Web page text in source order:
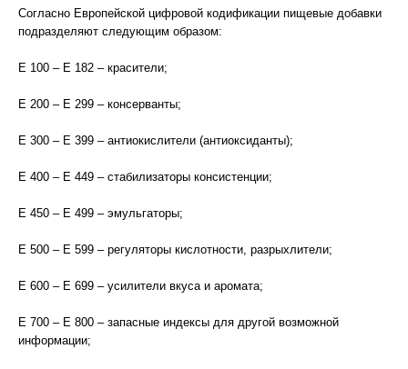
Согласно Европейской цифровой кодификации пищевые добавки
подразделяют следующим образом:
Е 100 – Е 182 – красители;
Е 200 – Е 299 – консерванты;
Е 300 – Е 399 – антиокислители (антиоксиданты);
Е 400 – Е 449 – стабилизаторы консистенции;
Е 450 – Е 499 – эмульгаторы;
Е 500 – Е 599 – регуляторы кислотности, разрыхлители;
Е 600 – Е 699 – усилители вкуса и аромата;
Е 700 – Е 800 – запасные индексы для другой возможной
информации;